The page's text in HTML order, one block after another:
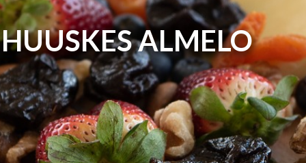
HUUSKES ALMELO